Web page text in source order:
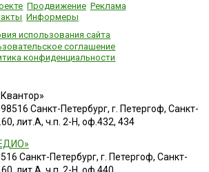
Продвижение Реклама
Информеры
использования сайта
соглашение
конфиденциальности
Санкт-Петербург, г. Петергоф, Санкт-
лит.А, ч.п. 2-Н, оф.432, 434
Санкт-Петербург, г. Петергоф, Санкт-
лит.А, ч.п. 2-Н, оф.440